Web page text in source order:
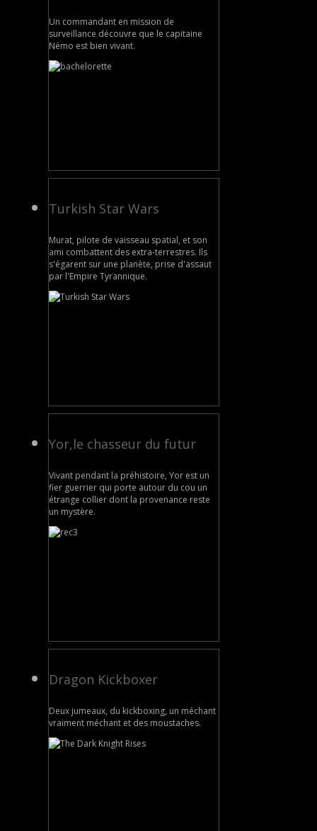
Un commandant en mission de
surveillance découvre que le capitaine
Némo est bien vivant.
Turkish Star Wars
Murat, pilote de vaisseau spatial, et son
ami combattent des extra-terrestres. Ils
s'égarent sur une planète, prise d'assaut
par l'Empire Tyrannique.
Yor,le chasseur du futur
Vivant pendant la préhistoire, Yor est un
fier guerrier qui porte autour du cou un
étrange collier dont la provenance reste
un mystère.
Dragon Kickboxer
Deux jumeaux, du kickboxing, un méchant
vraiment méchant et des moustaches.